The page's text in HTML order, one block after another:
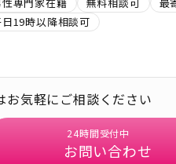
19時以降相談可
お気軽にご相談ください
24時間受付中
お問い合わせ